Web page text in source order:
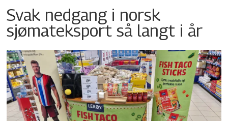
Svak nedgang i norsk
sjømateksport så langt i år